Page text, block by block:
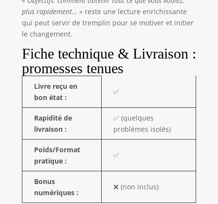
plus rapidement… » reste une lecture enrichissante
qui peut servir de tremplin pour se motiver et initier
le changement.
Fiche technique & Livraison :
promesses tenues
Livre reçu en
bon état :
✅
Rapidité de
livraison :
✅ (quelques
problèmes isolés)
Poids/Format
pratique :
✅
Bonus
numériques :
❌ (non inclus)